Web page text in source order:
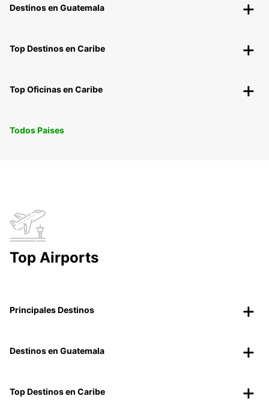
Destinos en Guatemala
Top Destinos en Caribe
Top Oficinas en Caribe
Todos Paises
Top Airports
Principales Destinos
Destinos en Guatemala
Top Destinos en Caribe